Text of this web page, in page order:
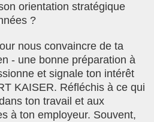
orientation stratégique
?
nous convaincre de ta
- une bonne préparation à
et signale ton intérêt
KAISER. Réfléchis à ce qui
ton travail et aux
à ton employeur. Souvent,